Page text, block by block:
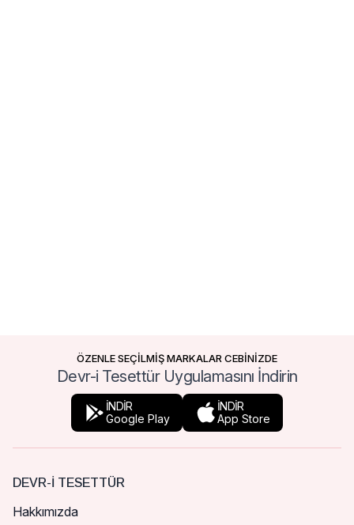
ÖZENLE SEÇİLMİŞ MARKALAR CEBİNİZDE
Devr-i Tesettür Uygulamasını İndirin
İNDİR
Google Play
İNDİR
App Store
DEVR-I TESETTÜR
Hakkımızda